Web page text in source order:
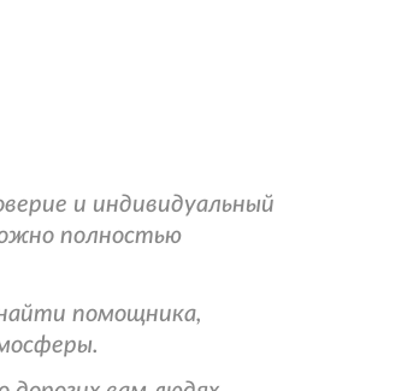
и индивидуальный
полностью
помощника,